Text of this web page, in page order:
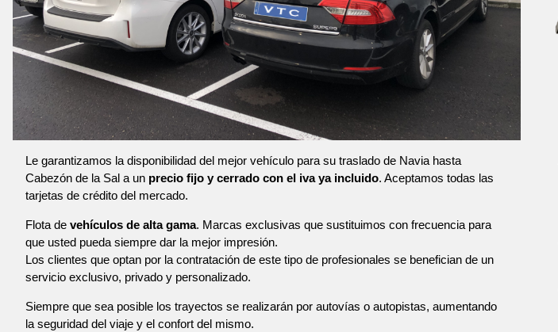
Le garantizamos la disponibilidad del mejor vehículo para su traslado de Navia hasta
Cabezón de la Sal a un precio fijo y cerrado con el iva ya incluido. Aceptamos todas las
tarjetas de crédito del mercado.
Flota de vehículos de alta gama. Marcas exclusivas que sustituimos con frecuencia para
que usted pueda siempre dar la mejor impresión.
Los clientes que optan por la contratación de este tipo de profesionales se benefician de un
servicio exclusivo, privado y personalizado.
Siempre que sea posible los trayectos se realizarán por autovías o autopistas, aumentando
la seguridad del viaje y el confort del mismo.